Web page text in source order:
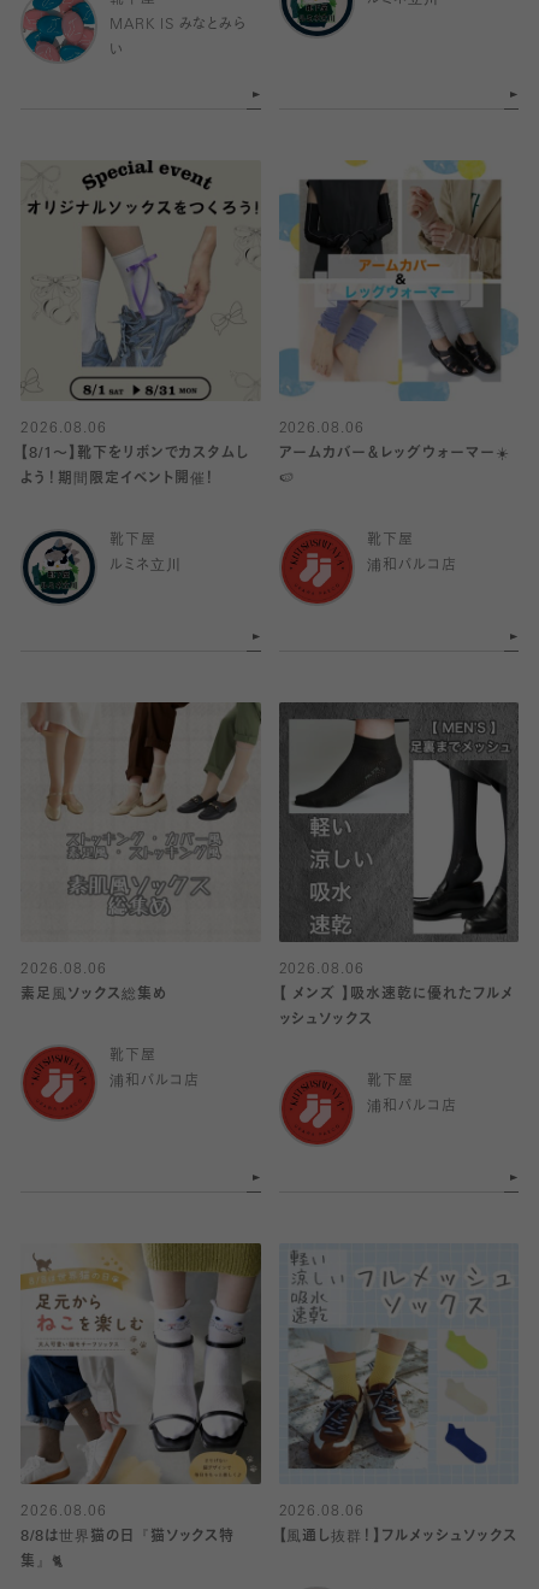
MARK IS みなとみら
い
2026.08.06
【8/1〜】靴下をリボンでカスタムし
よう！期間限定イベント開催！
靴下屋
ルミネ立川
2026.08.06
アームカバー＆レッグウォーマー☀️
🍉
靴下屋
浦和パルコ店
2026.08.06
素足風ソックス総集め
靴下屋
浦和パルコ店
2026.08.06
【 メンズ 】吸水速乾に優れたフルメ
ッシュソックス
靴下屋
浦和パルコ店
2026.08.06
8/8は世界猫の日『猫ソックス特
集』🐈
2026.08.06
【風通し抜群！】フルメッシュソックス